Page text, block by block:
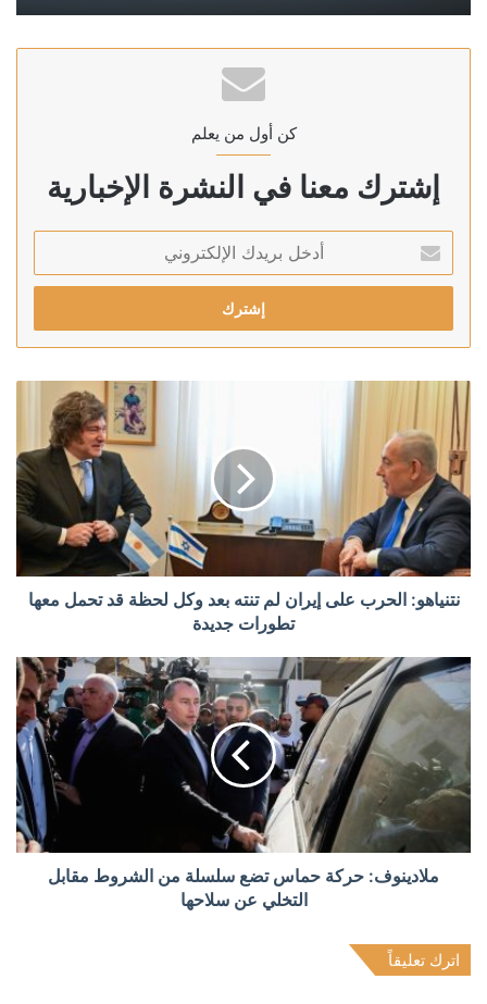
كن أول من يعلم
إشترك معنا في النشرة الإخبارية
بريدك
الإلكتروني
نتنياهو: الحرب على إيران لم تنته بعد وكل لحظة قد تحمل معها
تطورات جديدة
ملادينوف: حركة حماس تضع سلسلة من الشروط مقابل
التخلي عن سلاحها
اترك تعليقاً